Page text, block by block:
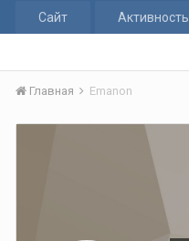
Сайт Активность
Главная Emanon